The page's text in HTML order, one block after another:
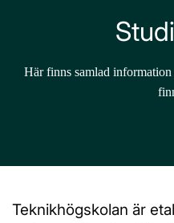
Här finns samlad
Teknikhögskolan är